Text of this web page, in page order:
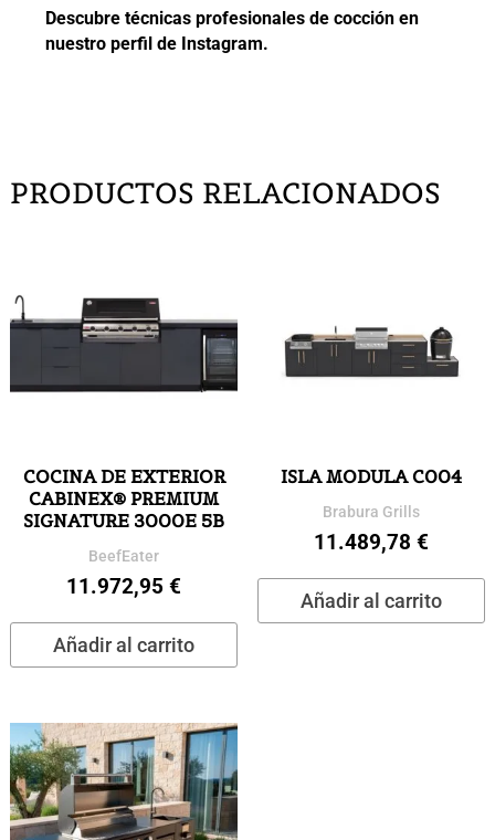
Descubre técnicas profesionales de cocción en
nuestro perfil de Instagram.
PRODUCTOS RELACIONADOS
COCINA DE EXTERIOR
CABINEX® PREMIUM
SIGNATURE 3000E 5B
BeefEater
11.972,95€
Añadir al carrito
ISLA MODULA C004
Brabura Grills
11.489,78 €
Añadir al carrito